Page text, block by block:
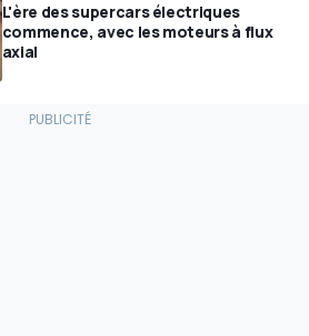
L'ère des supercars électriques
commence, avec les moteurs à flux
axial